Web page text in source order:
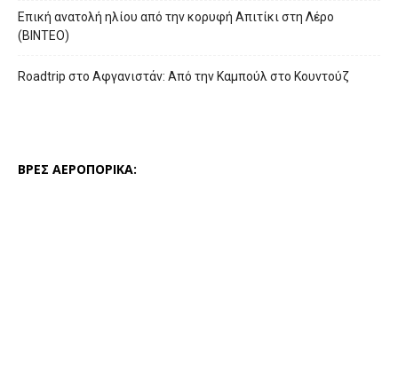
Επική ανατολή ηλίου από την κορυφή Απιτίκι στη Λέρο
(ΒΙΝΤΕΟ)
Roadtrip στο Αφγανιστάν: Από την Καμπούλ στο Κουντούζ
ΒΡΕΣ ΑΕΡΟΠΟΡΙΚΑ: